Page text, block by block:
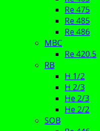
Re 475
Re 485
Re 486
MBC
Re 420.5
RB
H 1/2
H 2/3
He 2/3
He 2/2
SOB